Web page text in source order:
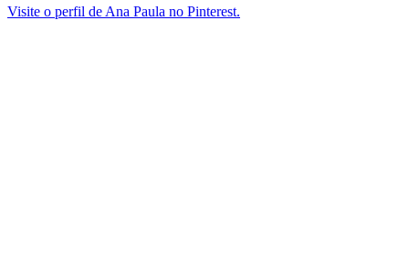
Visite o perfil de Ana Paula no Pinterest.